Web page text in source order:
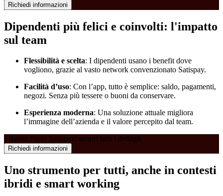
Richiedi informazioni
Dipendenti più felici e coinvolti: l'impatto
sul team
Flessibilità e scelta: I dipendenti usano i benefit dove
vogliono, grazie al vasto network convenzionato Satispay.
Facilità d’uso: Con l’app, tutto è semplice: saldo, pagamenti,
negozi. Senza più tessere o buoni da conservare.
Esperienza moderna: Una soluzione attuale migliora
l’immagine dell’azienda e il valore percepito dal team.
I Buoni Pasto Satispay: scopri tutti i dettagli
Richiedi informazioni
Uno strumento per tutti, anche in contesti
ibridi e smart working